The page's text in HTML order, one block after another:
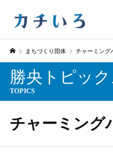
まちづくり団体 チャーミング
勝央トピック
TOPICS
チャーミング